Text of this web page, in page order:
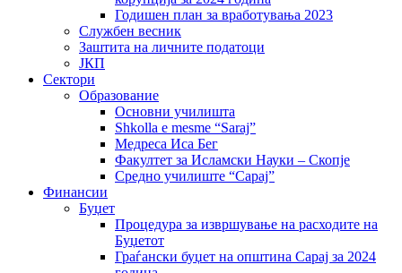
Годишен план за вработувања 2023
Службен весник
Заштита на личните податоци
ЈКП
Сектори
Образование
Основни училишта
Shkolla e mesme “Saraj”
Медреса Иса Бег
Факултет за Исламски Науки – Скопје
Средно училиште “Сарај”
Финансии
Буџет
Процедура за извршување на расходите на
Буџетот
Граѓански буџет на општина Сарај за 2024